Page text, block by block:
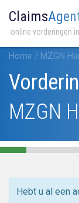
Claims
online vorderingen
Home / MZGN
MZGN
Hebt u al een